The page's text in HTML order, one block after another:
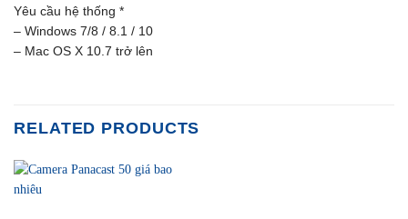
Yêu cầu hệ thống *
– Windows 7/8 / 8.1 / 10
– Mac OS X 10.7 trở lên
RELATED PRODUCTS